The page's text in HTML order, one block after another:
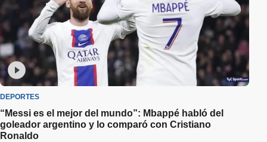
DEPORTES
“Messi es el mejor del mundo”: Mbappé habló del
goleador argentino y lo comparó con Cristiano
Ronaldo